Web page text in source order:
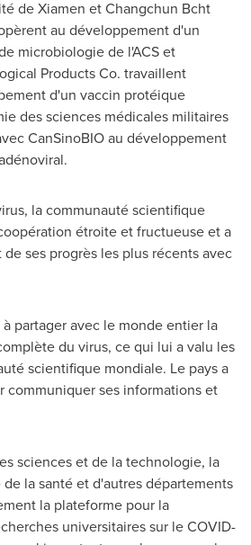
deXiamen et Changchun Bcht
au développement d'un
microbiologie de l'ACS et
Products Co. travaillent
d'un vaccin protéique
des sciences médicales militaires
CanSinoBIO au développement
la communauté scientifique
étroite et fructueuse et a
ses progrès les plus récents avec
partager avec le monde entier la
du virus, ce qui lui a valu les
scientifique mondiale. Le pays a
communiquer ses informations et
sciences et de la technologie, la
la santé et d'autres départements
la plateforme pour la
universitaires sur le COVID-